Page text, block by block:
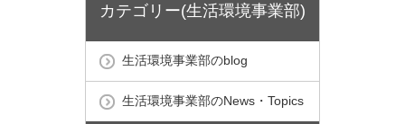
カテゴリー(生活環境事業部)
生活環境事業部のblog
生活環境事業部のNews・Topics